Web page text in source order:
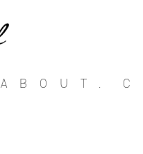
ABOUT.